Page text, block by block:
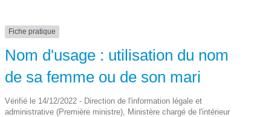
Fiche pratique
Nom d'usage : utilisation du nom
de sa femme ou de son mari
Vérifié le 14/12/2022 - Direction de l'information légale et
administrative (Première ministre), Ministère chargé de l'intérieur